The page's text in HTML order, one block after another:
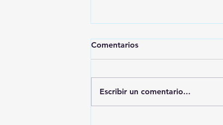
Comentarios
Escribir un comentario...